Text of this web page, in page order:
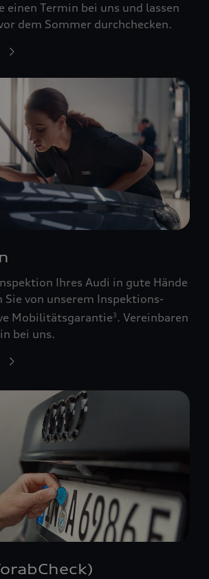
einen Termin bei uns und lassen
dem Sommer durchchecken.
Ihres Audi in gute Hände
von unserem Inspektions-
Mobilitätsgarantie3 . Vereinbaren
bei uns.